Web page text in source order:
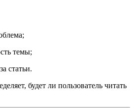
темы;
статьи.
будет ли пользователь читать